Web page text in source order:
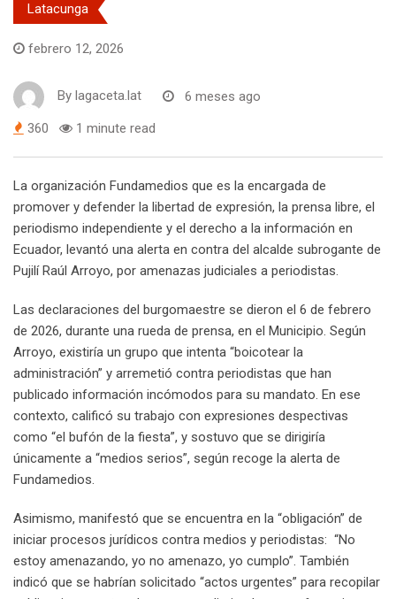
Latacunga
febrero 12, 2026
By lagaceta.lat 6 meses ago
360 1 minute read
La organización Fundamedios que es la encargada de
promover y defender la libertad de expresión, la prensa libre, el
periodismo independiente y el derecho a la información en
Ecuador, levantó una alerta en contra del alcalde subrogante de
Pujilí Raúl Arroyo, por amenazas judiciales a periodistas.
Las declaraciones del burgomaestre se dieron el 6 de febrero
de 2026, durante una rueda de prensa, en el Municipio. Según
Arroyo, existiría un grupo que intenta “boicotear la
administración” y arremetió contra periodistas que han
publicado información incómodos para su mandato. En ese
contexto, calificó su trabajo con expresiones despectivas
como “el bufón de la fiesta”, y sostuvo que se dirigiría
únicamente a “medios serios”, según recoge la alerta de
Fundamedios.
Asimismo, manifestó que se encuentra en la “obligación” de
iniciar procesos jurídicos contra medios y periodistas: “No
estoy amenazando, yo no amenazo, yo cumplo”. También
indicó que se habrían solicitado “actos urgentes” para recopilar